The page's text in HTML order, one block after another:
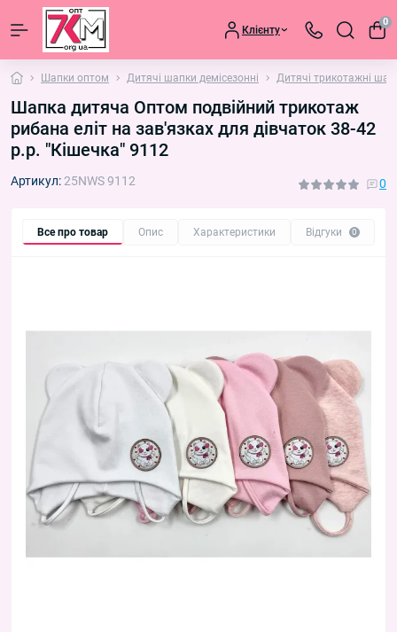
Клієнту
0
Шапки оптом Дитячі шапки демісезонні Дитячі трикотажні
Шапка дитяча Оптом подвійний трикотаж
рибана еліт на зав'язках для дівчаток 38-42
р.р. "Кішечка" 9112
Артикул:25NWS 9112 0
Все про товар Опис Характеристики Відгуки 0